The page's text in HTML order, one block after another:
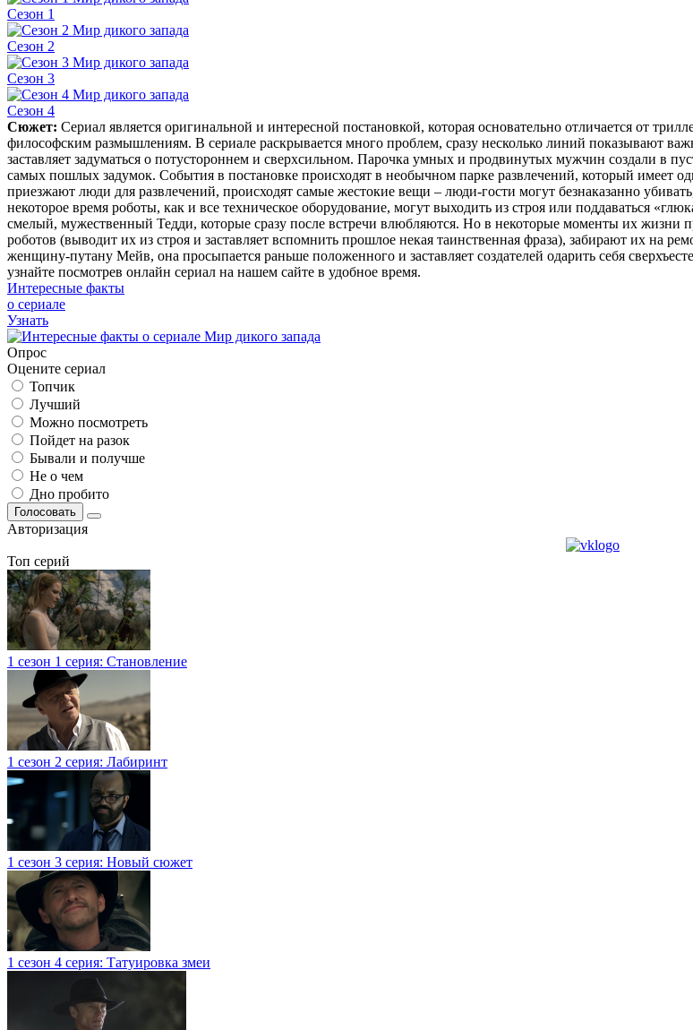
Сезон 1
Сезон 2
Сезон 3
Сезон 4
Cюжет: Сериал является оригинальной и интересной постановкой, которая основательно отличается от
философским размышлениям. В сериале раскрывается много проблем, сразу несколько линий показывают
заставляет задуматься о потустороннем и сверхсильном. Парочка умных и продвинутых мужчин создали в
самых пошлых задумок. События в постановке происходят в необычном парке развлечений, который имеет
приезжают люди для развлечений, происходят самые жестокие вещи – люди-гости могут безнаказанно
некоторое время роботы, как и все техническое оборудование, могут выходить из строя или поддаваться
смелый, мужественный Тедди, которые сразу после встречи влюбляются. Но в некоторые моменты их жизни
роботов (выводит их из строя и заставляет вспомнить прошлое некая таинственная фраза), забирают их на
женщину-путану Мейв, она просыпается раньше положенного и заставляет создателей одарить себя
узнайте посмотрев онлайн сериал на нашем сайте в удобное время.
Интересные факты
о сериале
Узнать
Опрос
Оцените сериал
Топчик
Лучший
Можно посмотреть
Пойдет на разок
Бывали и получше
Не о чем
Дно пробито
Голосовать
Авторизация
Топ серий
1 сезон 1 серия: Становление
1 сезон 2 серия: Лабиринт
1 сезон 3 серия: Новый сюжет
1 сезон 4 серия: Татуировка змеи